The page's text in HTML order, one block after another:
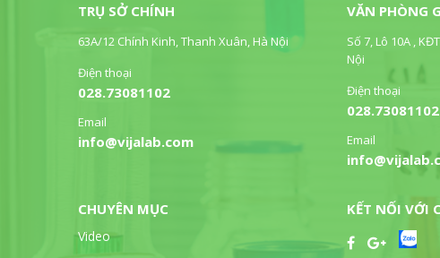
TRỤ SỞ CHÍNH
63A/12 Chính Kinh, Thanh Xuân, Hà Nội
Điện thoại
028.73081102
Email
info@vijalab.com
VĂN PHÒNG
Số 7, Lô 10A ,
Nội
Điện thoại
028.73081102
Email
CHUYÊN MỤC
Video
KẾT NỐI VỚI